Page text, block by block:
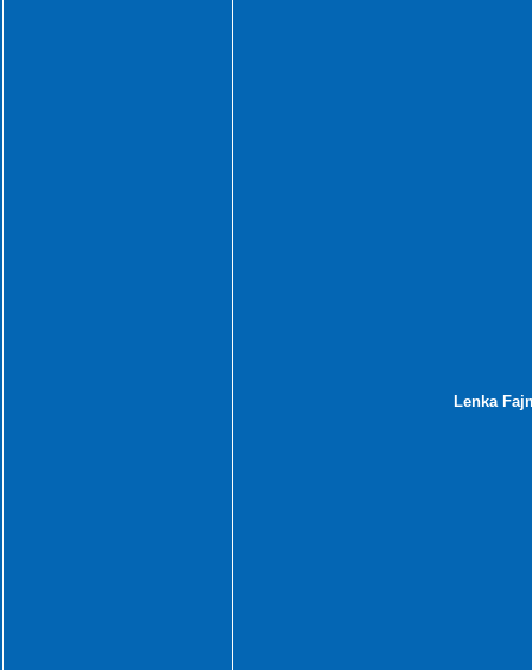
Lenka